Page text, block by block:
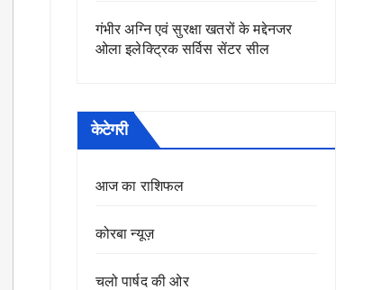
गंभीर अग्नि एवं सुरक्षा खतरों के मद्देनजर
ओला इलेक्ट्रिक सर्विस सेंटर सील
केटेगरी
आज का राशिफल
कोरबा न्यूज़
चलो पार्षद की ओर